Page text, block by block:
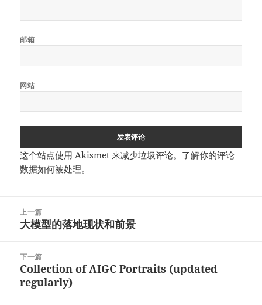
邮箱
网站
这个站点使用 Akismet 来减少垃圾评论。 了解你的评论
数据如何被处理。
上一篇
上
文
章：
大模型的落地现状和前景
下一篇
下
篇
Collection of AIGC Portraits (updated
regularly)